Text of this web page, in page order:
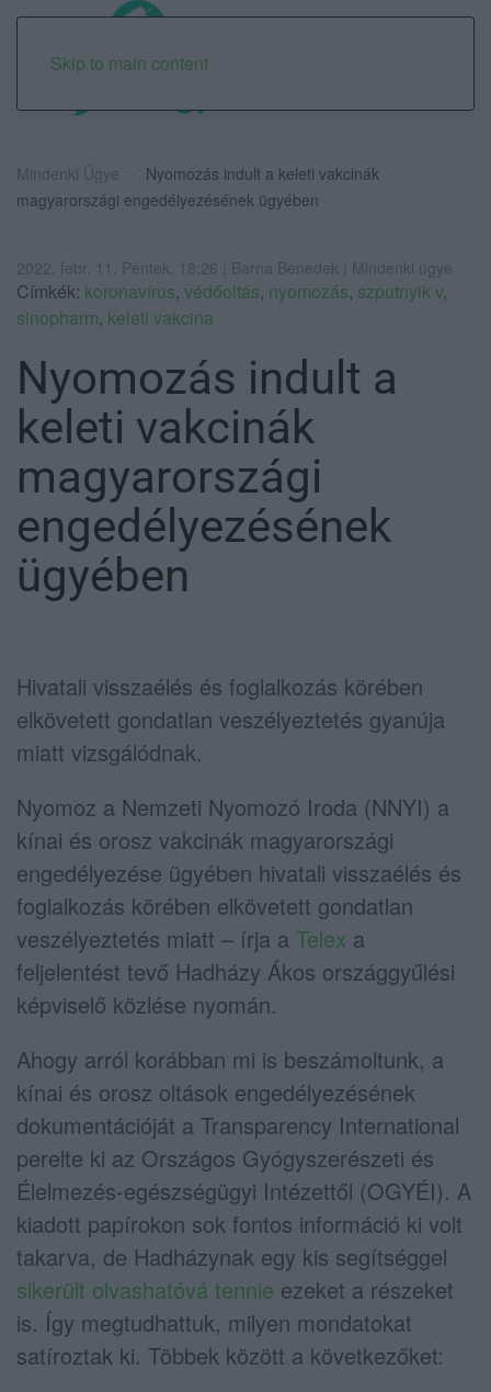
Skip to main content
Mindenki Ügye
Nyomozás indult a keleti vakcinák
magyarországi engedélyezésének ügyében
2022. febr. 11. Péntek, 18:26 | Barna Benedek | Mindenki ügye
Címkék: koronavírus, védőoltás, nyomozás, szputnyik v,
sinopharm, keleti vakcina
Nyomozás indult a
keleti vakcinák
magyarországi
engedélyezésének
ügyében
Hivatali visszaélés és foglalkozás körében
elkövetett gondatlan veszélyeztetés gyanúja
miatt vizsgálódnak.
Nyomoz a Nemzeti Nyomozó Iroda (NNYI) a
kínai és orosz vakcinák magyarországi
engedélyezése ügyében hivatali visszaélés és
foglalkozás körében elkövetett gondatlan
veszélyeztetés miatt – írja a Telex a
feljelentést tevő Hadházy Ákos országgyűlési
képviselő közlése nyomán.
Ahogy arról korábban mi is beszámoltunk, a
kínai és orosz oltások engedélyezésének
dokumentációját a Transparency International
perelte ki az Országos Gyógyszerészeti és
Élelmezés-egészségügyi Intézettől (OGYÉI). A
kiadott papírokon sok fontos információ ki volt
takarva, de Hadházynak egy kis segítséggel
sikerült olvashatóvá tennie ezeket a részeket
is. Így megtudhattuk, milyen mondatokat
satíroztak ki. Többek között a következőket: